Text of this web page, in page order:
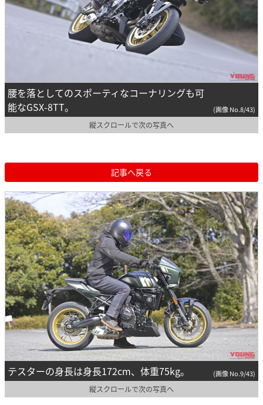
腰を落としてのスポーティなコーナリングも可
能なGSX-8TT。
(画像 No.8/43)
縦スクロールで次の写真へ
記事へ戻る
テスターの身長は身長172cm、体重75kg。 (画像 No.9/43)
縦スクロールで次の写真へ